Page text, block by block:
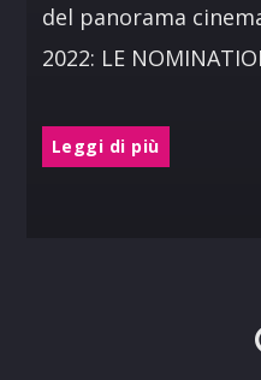
del panorama
2022: LE
Leggi di più